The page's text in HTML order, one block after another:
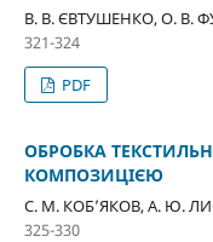
В. В. ЄВТУШЕНКО, О. В.
321-324
PDF
ОБРОБКА
КОМПОЗИЦІЄЮ
С. М. КОБ’ЯКОВ, А. Ю.
325-330